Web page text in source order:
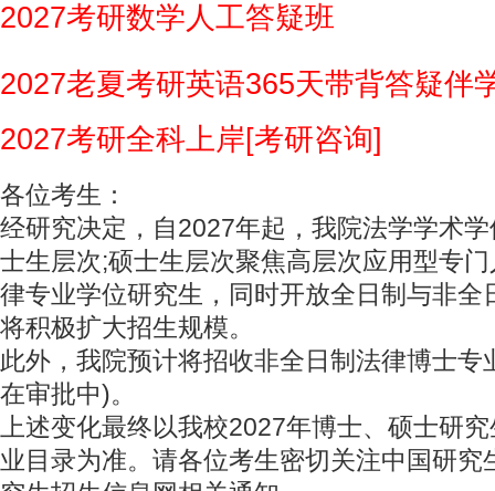
2027考研数学人工答疑班
2027老夏考研英语365天带背答疑伴
2027考研全科上岸[考研咨询]
各位考生：
经研究决定，自2027年起，我院法学学术
士生层次;硕士生层次聚焦高层次应用型专
律专业学位研究生，同时开放全日制与非全
将积极扩大招生规模。
此外，我院预计将招收非全日制法律博士专
在审批中)。
上述变化最终以我校2027年博士、硕士研
业目录为准。请各位考生密切关注中国研究